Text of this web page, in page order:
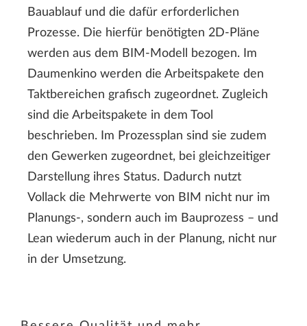
Bauablauf und die dafür erforderlichen
Prozesse. Die hierfür benötigten 2D-Pläne
werden aus dem BIM-Modell bezogen. Im
Daumenkino werden die Arbeitspakete den
Taktbereichen grafisch zugeordnet. Zugleich
sind die Arbeitspakete in dem Tool
beschrieben. Im Prozessplan sind sie zudem
den Gewerken zugeordnet, bei gleichzeitiger
Darstellung ihres Status. Dadurch nutzt
Vollack die Mehrwerte von BIM nicht nur im
Planungs-, sondern auch im Bauprozess – und
Lean wiederum auch in der Planung, nicht nur
in der Umsetzung.